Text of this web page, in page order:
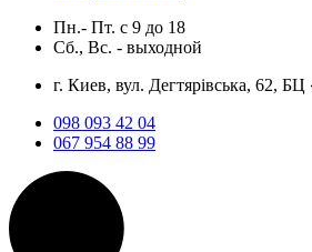
Пн.- Пт. с 9 до 18
Сб., Вс. - выходной
г. Киев, вул. Дегтярівська, 62,
098 093 42 04
067 954 88 99